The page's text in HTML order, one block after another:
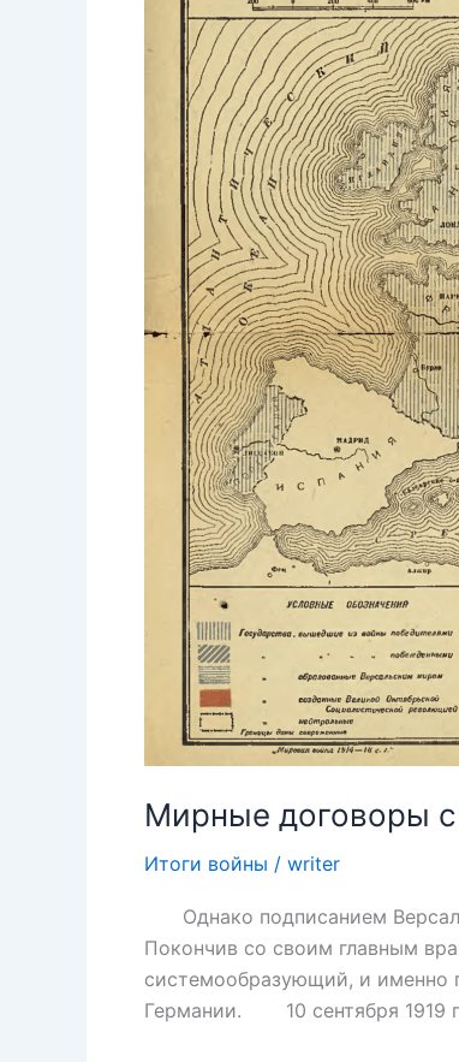
Мирные договоры
Итоги войны / writer
Однако подписанием
Покончив со своим главным
системообразующий, и именно
Германии. 10 сентября 1919